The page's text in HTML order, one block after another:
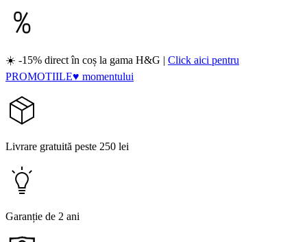
☀️ -15% direct în coș la gama H&G | Click aici pentru
PROMOTIILE♥ momentului
Livrare gratuită peste 250 lei
Garanție de 2 ani